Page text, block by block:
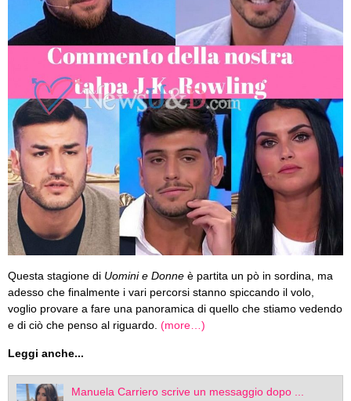
Questa stagione di Uomini e Donne è partita un pò in sordina, ma
adesso che finalmente i vari percorsi stanno spiccando il volo,
voglio provare a fare una panoramica di quello che stiamo vedendo
e di ciò che penso al riguardo. (more…)
Leggi anche...
Manuela Carriero scrive un messaggio dopo ...